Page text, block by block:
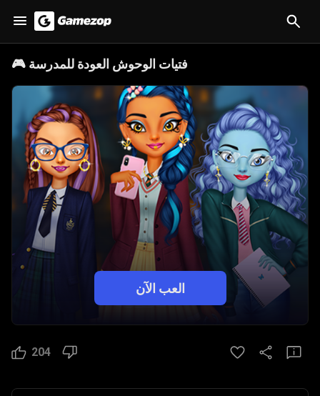
🎮 فتيات الوحوش العودة للمدرسة
العب الآن
204